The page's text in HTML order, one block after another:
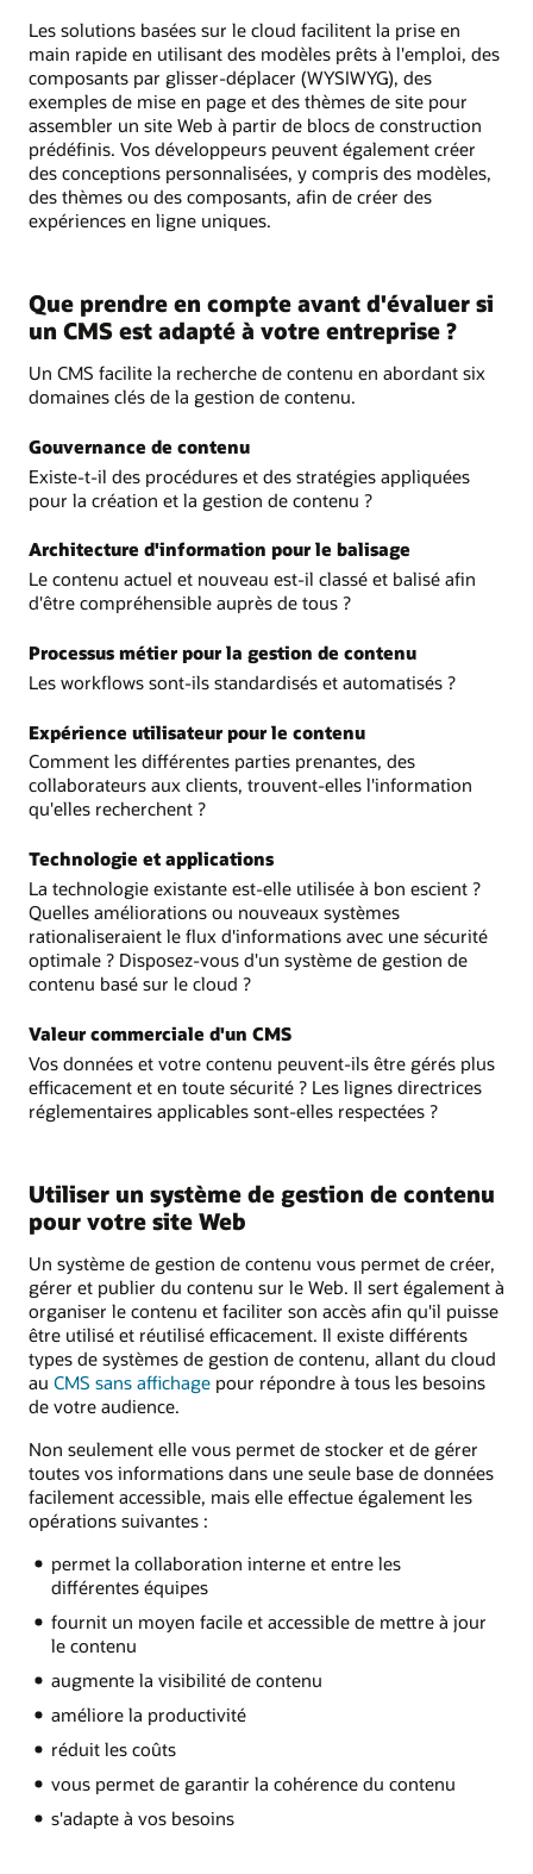
Les solutions basées sur le cloud facilitent la prise en
main rapide en utilisant des modèles prêts à l'emploi, des
composants par glisser-déplacer (WYSIWYG), des
exemples de mise en page et des thèmes de site pour
assembler un site Web à partir de blocs de construction
prédéfinis. Vos développeurs peuvent également créer
des conceptions personnalisées, y compris des modèles,
des thèmes ou des composants, afin de créer des
expériences en ligne uniques.
Que prendre en compte avant d'évaluer si
un CMS est adapté à votre entreprise ?
Un CMS facilite la recherche de contenu en abordant six
domaines clés de la gestion de contenu.
Gouvernance de contenu
Existe-t-il des procédures et des stratégies appliquées
pour la création et la gestion de contenu ?
Architecture d'information pour le balisage
Le contenu actuel et nouveau est-il classé et balisé afin
d'être compréhensible auprès de tous ?
Processus métier pour la gestion de contenu
Les workflows sont-ils standardisés et automatisés ?
Expérience utilisateur pour le contenu
Comment les différentes parties prenantes, des
collaborateurs aux clients, trouvent-elles l'information
qu'elles recherchent ?
Technologie et applications
La technologie existante est-elle utilisée à bon escient ?
Quelles améliorations ou nouveaux systèmes
rationaliseraient le flux d'informations avec une sécurité
optimale ? Disposez-vous d'un système de gestion de
contenu basé sur le cloud ?
Valeur commerciale d'un CMS
Vos données et votre contenu peuvent-ils être gérés plus
efficacement et en toute sécurité ? Les lignes directrices
réglementaires applicables sont-elles respectées ?
Utiliser un système de gestion de contenu
pour votre site Web
Un système de gestion de contenu vous permet de créer,
gérer et publier du contenu sur le Web. Il sert également à
organiser le contenu et faciliter son accès afin qu'il puisse
être utilisé et réutilisé efficacement. Il existe différents
types de systèmes de gestion de contenu, allant du cloud
au CMS sans affichage pour répondre à tous les besoins
de votre audience.
Non seulement elle vous permet de stocker et de gérer
toutes vos informations dans une seule base de données
facilement accessible, mais elle effectue également les
opérations suivantes :
permet la collaboration interne et entre les
différentes équipes
fournit un moyen facile et accessible de mettre à jour
le contenu
augmente la visibilité de contenu
améliore la productivité
réduit les coûts
vous permet de garantir la cohérence du contenu
s'adapte à vos besoins